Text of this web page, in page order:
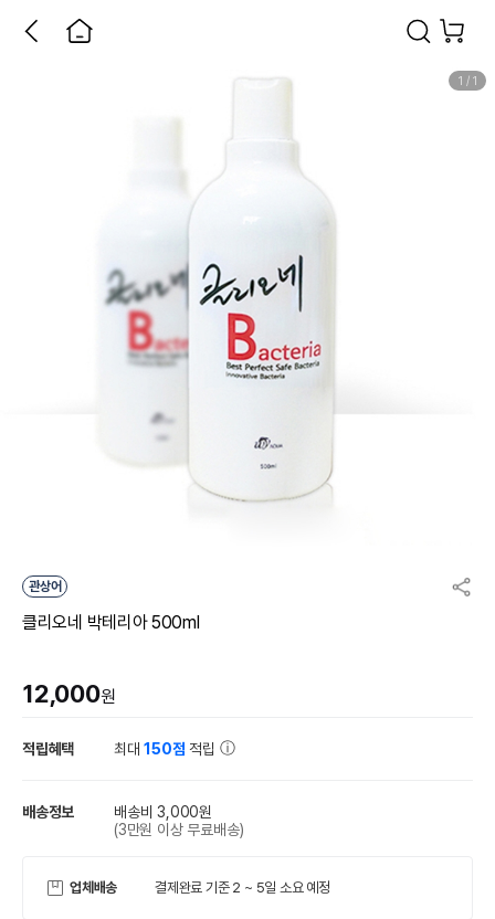
1 / 1
관상어
클리오네 박테리아 500ml
12,000원
적립혜택 최대150점 적립
배송정보
배송비 3,000원
(3만원 이상 무료배송)
업체배송 결제완료 기준 2 ~ 5일 소요 예정